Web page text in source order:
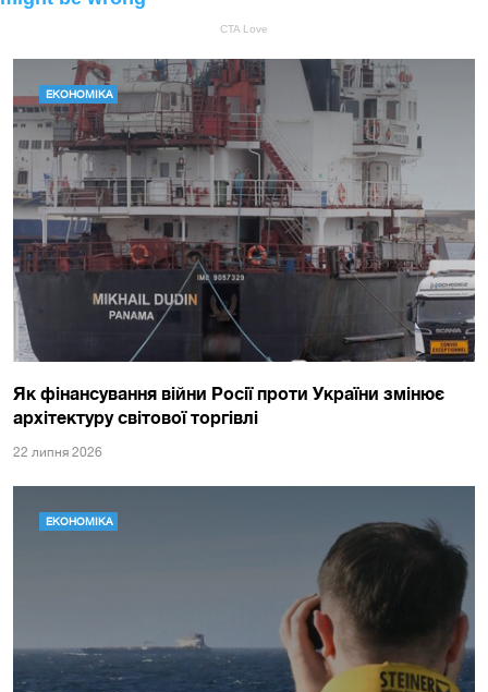
ЕКОНОМІКА
Як фінансування війни Росії проти України змінює
архітектуру світової торгівлі
22 липня 2026
ЕКОНОМІКА